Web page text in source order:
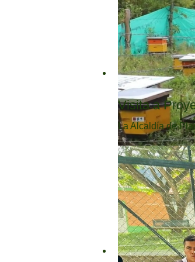
Visita a
La Alcaldía de